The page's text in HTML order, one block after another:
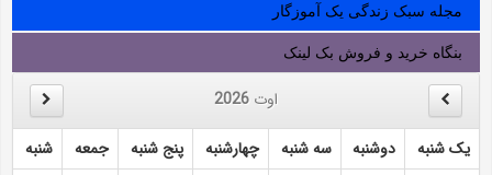
مجله سبک زندگی یک آموزگار
بنگاه خرید و فروش بک لینک
اوت 2026
یک شنبه دوشنبه سه شنبه چهارشنبه پنج شنبه جمعه
شنبه